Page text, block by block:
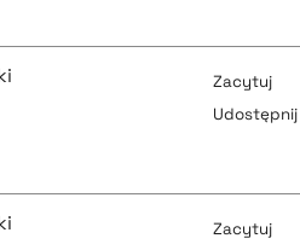
pobierz cytat
pobierz cytat
Zacytuj
Udostępnij
Zacytuj